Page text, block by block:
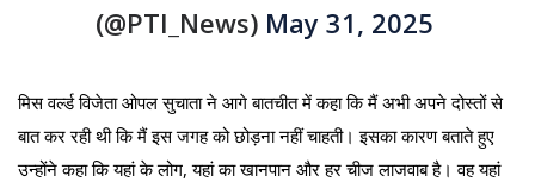
(@PTI_News) May 31, 2025
मिस वर्ल्ड विजेता ओपल सुचाता ने आगे बातचीत में कहा कि मैं अभी अपने दोस्तों से
बात कर रही थी कि मैं इस जगह को छोड़ना नहीं चाहती। इसका कारण बताते हुए
उन्होंने कहा कि यहां के लोग, यहां का खानपान और हर चीज लाजवाब है। वह यहां